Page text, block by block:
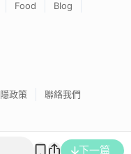
下一篇
Food
Blog
政策 聯絡我們